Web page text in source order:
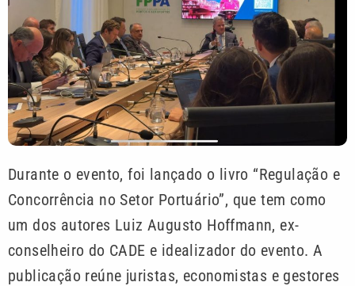
Durante o evento, foi lançado o livro “Regulação e
Concorrência no Setor Portuário”, que tem como
um dos autores Luiz Augusto Hoffmann, ex-
conselheiro do CADE e idealizador do evento. A
publicação reúne juristas, economistas e gestores